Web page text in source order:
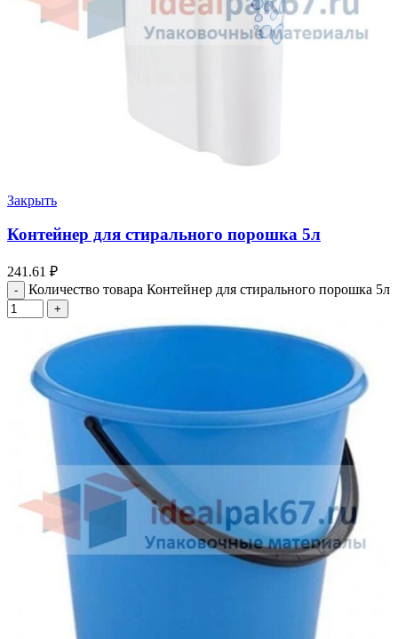
Закрыть
Контейнер для стирального порошка 5л
241.61 ₽
Количество товара Контейнер для стирального порошка 5л